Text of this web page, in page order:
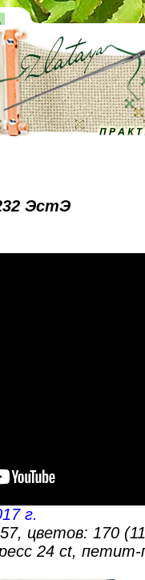
ЭстЭ
г.
цветов: 170
24 ct, петит-